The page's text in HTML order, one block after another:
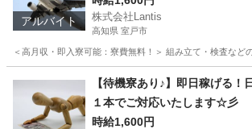
アルバイト 株式会社Lantis
高知県 室戸市
＜高月収・即入寮可能：寮費無料！＞ 組み立て・検査
工場 時給
【待機寮あり♪】即日稼げる
１本でご対応いたします☆彡
時給1,600円